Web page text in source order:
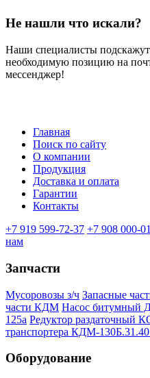
Не нашли что искали?
Наши специалисты
необходимую позицию на
мессенджер!
Меню
подвале
Главная
Поиск по сайту
О компании
Продукция
Доставка и оплата
Гарантии
Контакты
+7 919 599-72-37 +7 908 000-
нам
Запчасти
Мусоровозы з/ч Запасные
части КДМ Насос битумный
125а Редуктор раздаточный
транспортера КДМ-
Оборудование